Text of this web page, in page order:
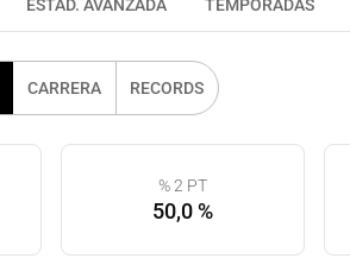
ESTAD. AVANZADA TEMPORADAS
CARRERA RECORDS
% 2 PT
50,0 %